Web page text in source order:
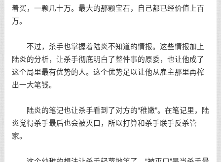
着买，一颗几十万。最大的那颗宝石，自己都已经价值上百
万。
不过，杀手也掌握着陆炎不知道的情报。这些情报加上
陆炎的分析，让杀手彻底明白了整件事的原委，也让他成了
这个局里最有优势的人。这个优势足以让他从雇主那里再榨
出一大笔钱。
陆炎的笔记也让杀手看到了对方的“稚嫩”。在笔记里，陆
炎觉得杀手最后也会被灭口，所以打算和杀手联手反杀管
家。